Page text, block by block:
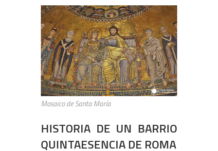
Mosaico de Santa María
HISTORIA DE UN BARRIO
QUINTAESENCIA DE ROMA